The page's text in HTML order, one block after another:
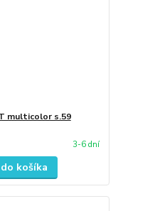
multicolor s.59
3-6 dní
košíka